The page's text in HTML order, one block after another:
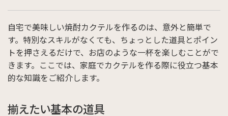
自宅で美味しい焼酎カクテルを作るのは、意外と簡単で
す。特別なスキルがなくても、ちょっとした道具とポイン
トを押さえるだけで、お店のような一杯を楽しむことがで
きます。ここでは、家庭でカクテルを作る際に役立つ基本
的な知識をご紹介します。
揃えたい基本の道具